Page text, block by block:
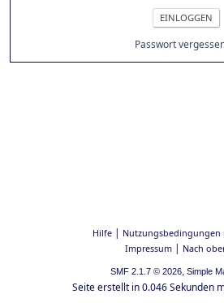
Passwort
Hilfe| Nutzungsbedingungen
Impressum| Nach
SMF 2.1.7 © 2026, Simple
Seite erstellt in 0.046 Sekunden